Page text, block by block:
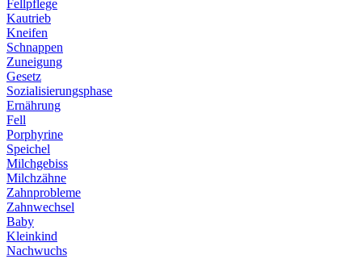
Fellpflege
Kautrieb
Kneifen
Schnappen
Zuneigung
Gesetz
Sozialisierungsphase
Ernährung
Fell
Porphyrine
Speichel
Milchgebiss
Milchzähne
Zahnprobleme
Zahnwechsel
Baby
Kleinkind
Nachwuchs